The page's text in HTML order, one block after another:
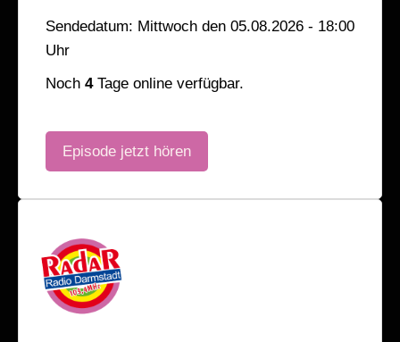
Sendedatum: Mittwoch den 05.08.2026 - 18:00
Uhr
Noch 4Tage online verfügbar.
Episode jetzt hören